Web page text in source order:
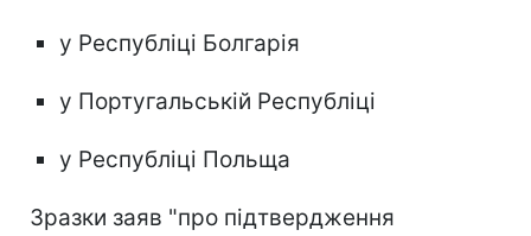
у Республіці Болгарія
у Португальській Республіці
у Республіці Польща
Зразки заяв "про підтвердження